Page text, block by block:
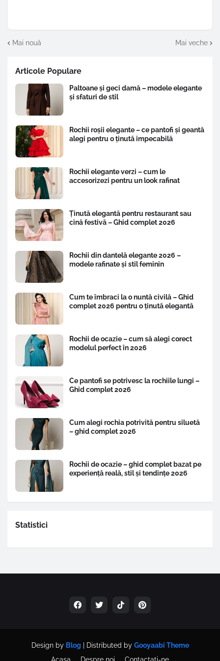
Mai nouă Mai veche
Articole Populare
Paltoane și geci damă – modele elegante
și sfaturi de stil
Rochii roșii elegante – ce pantofi și geantă
alegi pentru o ținută impecabilă
Rochii elegante verzi – cum le
accesorizezi pentru un look rafinat
Ținută elegantă pentru restaurant sau
cină festivă – Ghid complet 2026
Rochii din dantelă elegante 2026 –
modele rafinate și stil feminin
Cum te îmbraci la o nuntă civilă – Ghid
complet 2026 pentru o ținută elegantă
Rochii de ocazie – cum să alegi corect
modelul perfect în 2026
Ce pantofi se potrivesc la rochiile lungi –
Ghid complet 2026
Cum alegi rochia potrivită pentru siluetă
– ghid complet 2026
Rochii de ocazie – ghid complet bazat pe
experiență reală, stil și tendințe 2026
Statistici
Design by Blog | Distributed by Gooyaabi Theme